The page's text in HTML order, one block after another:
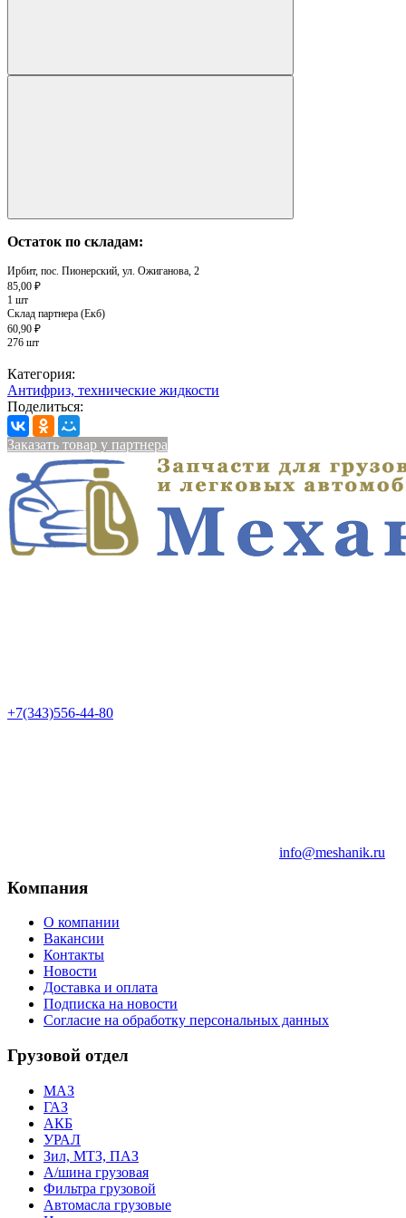
Остаток по складам:
Ирбит, пос. Пионерский, ул. Ожиганова, 2
85,00 ₽
1 шт
Склад партнера (Екб)
60,90 ₽
276 шт
Категория:
Антифриз, технические жидкости
Поделиться:
Заказать товар у партнера
+7(343)556-44-80
info@meshanik.ru
Компания
О компании
Вакансии
Контакты
Новости
Доставка и оплата
Подписка на новости
Согласие на обработку персональных данных
Грузовой отдел
МАЗ
ГАЗ
АКБ
УРАЛ
Зил, МТЗ, ПАЗ
А/шина грузовая
Фильтра грузовой
Автомасла грузовые